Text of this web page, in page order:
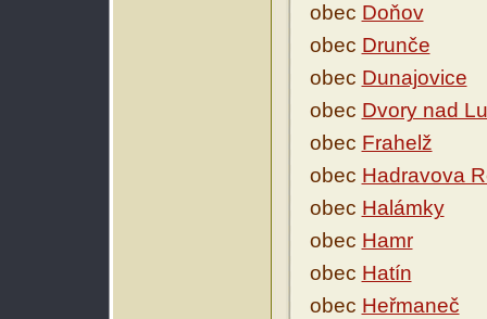
obec Doňov
obec Drunče
obec Dunajovice
obec Dvory nad
obec Frahelž
obec Hadravova
obec Halámky
obec Hamr
obec Hatín
obec Heřmaneč